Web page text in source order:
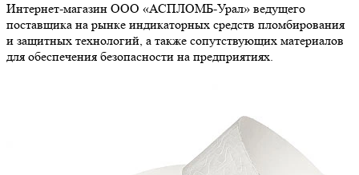
Интернет-магазин ООО «АСПЛОМБ-Урал» ведущего
поставщика на рынке индикаторных средств пломбирования
и защитных технологий, а также сопутствующих материалов
для обеспечения безопасности на предприятиях.